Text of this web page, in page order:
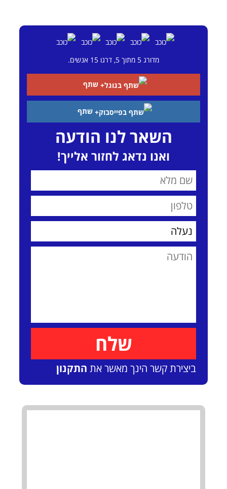
מדורג 5 מתוך 5, דרגו 15 אנשים.
שתף
שתף
השאר לנו הודעה
ואנו נדאג לחזור אלייך!
ביצירת קשר הינך מאשר את התקנון